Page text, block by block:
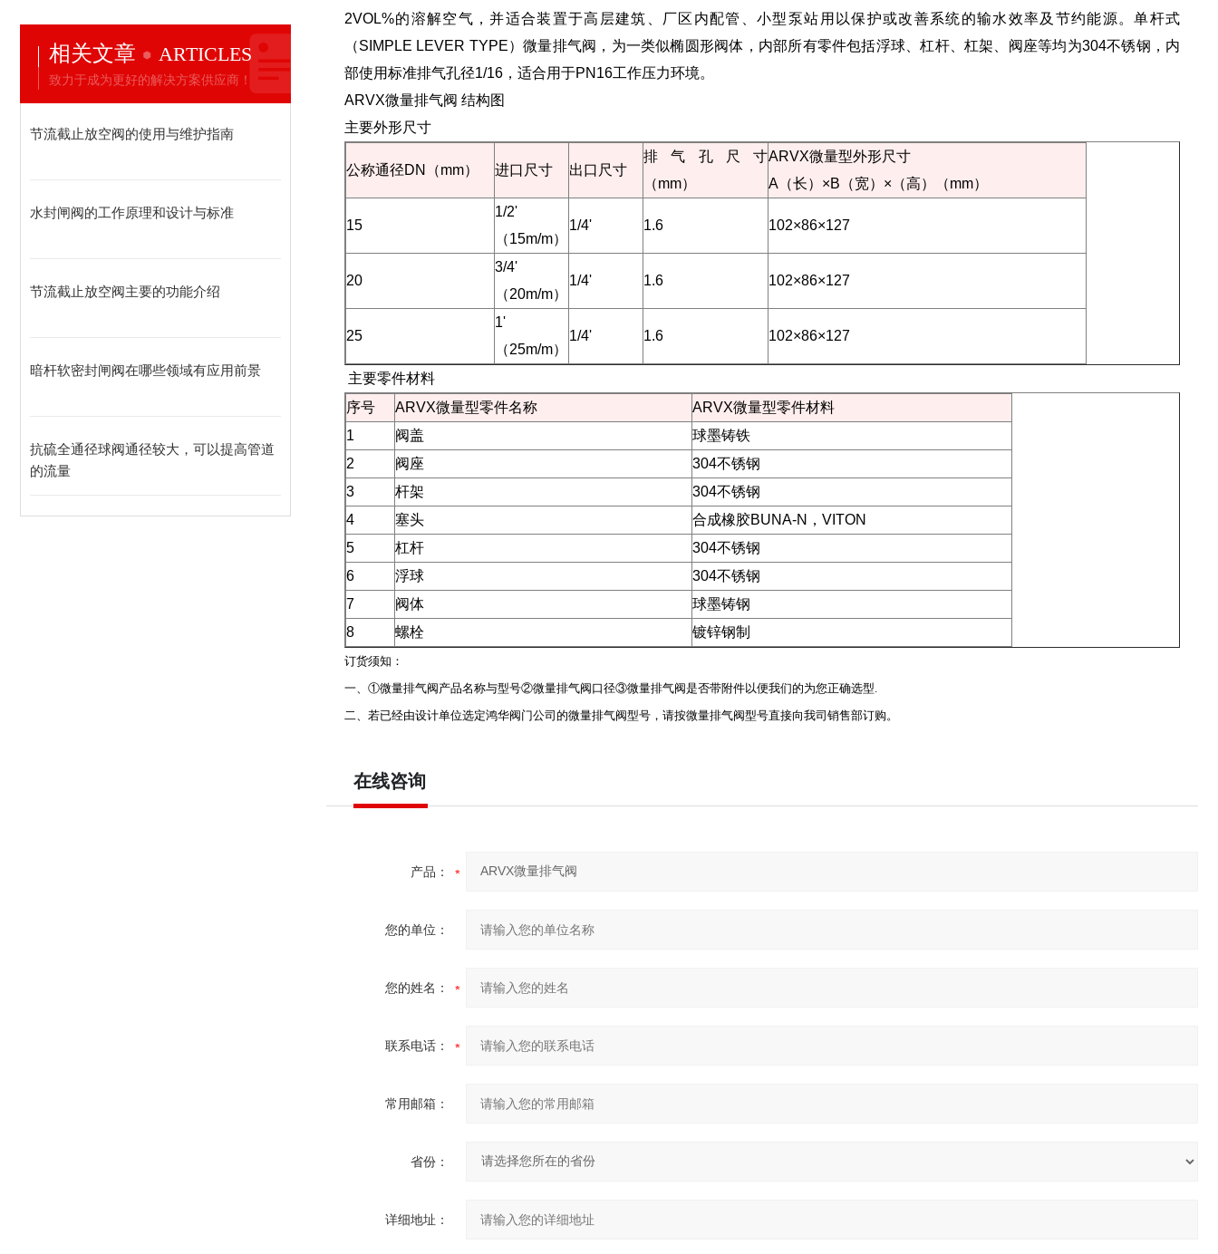
相关文章 ARTICLES
致力于成为更好的解决方案供应商！
节流截止放空阀的使用与维护指南
水封闸阀的工作原理和设计与标准
节流截止放空阀主要的功能介绍
暗杆软密封闸阀在哪些领域有应用前景
抗硫全通径球阀通径较大，可以提高管道
的流量
2VOL%的溶解空气，并适合装置于高层建筑、厂区内配管、小型泵站用以保护或改善系统的输水效率及节约能源。单杆式
（SIMPLE LEVER TYPE）微量排气阀 ，为一类似椭圆形阀体，内部所有零件包括浮球、杠杆、杠架、阀座等均为304不锈钢，内
部使用标准排气孔径1/16，适合用于PN16工作压力环境。
ARVX微量排气阀 结构图
主要外形尺寸
公称通径DN（mm） 进口尺寸 出口尺寸
排气孔尺寸
（mm）
ARVX微量型外形尺寸
A（长）×B（宽）×（高）（mm）
15
1/2'
（15m/m）
1/4' 1.6 102×86×127
20
3/4'
（20m/m）
1/4' 1.6 102×86×127
25
1'
（25m/m）
1/4' 1.6 102×86×127
主要零件材料
序号
ARVX微量型零件名称
ARVX微量型零件材料
1
阀盖
球墨铸铁
2
阀座
304不锈钢
3
杆架
304不锈钢
4
塞头
合成橡胶BUNA-N，VITON
5
杠杆
304不锈钢
6
浮球
304不锈钢
7
阀体
球墨铸钢
8
螺栓 镀锌钢制
订货须知：
一、①微量排气阀产品名称与型号②微量排气阀口径③微量排气阀是否带附件以便我们的为您正确选型.
二、若已经由设计单位选定鸿华阀门公司的微量排气阀型号，请按微量排气阀型号直接向我司销售部订购。
在线咨询
产品：
您的单位：
您的姓名：
联系电话：
常用邮箱：
省份：
详细地址：